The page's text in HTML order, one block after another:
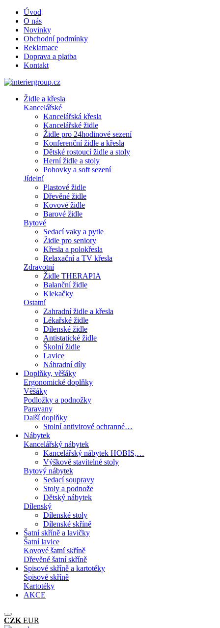
Úvod
O nás
Novinky
Obchodní podmínky
Reklamace
Doprava a platba
Kontakt
Židle a křesla
Kancelářské
Kancelářská křesla
Kancelářské židle
Židle pro 24hodinové sezení
Konferenční židle a křesla
Dětské rostoucí židle a stoly
Herní židle a stoly
Pohovky a soft sezení
Jídelní
Plastové židle
Dřevěné židle
Kovové židle
Barové židle
Bytové
Sedací vaky a pytle
Židle pro seniory
Křesla a polokřesla
Relaxační a TV křesla
Zdravotní
Židle THERAPIA
Balanční židle
Klekačky
Ostatní
Zahradní židle a křesla
Lékařské židle
Dílenské židle
Antistatické židle
Školní židle
Lavice
Náhradní díly
Doplňky, věšáky
Ergonomické doplňky
Věšáky
Podložky a podnožky
Paravany
Další doplňky
Stolní antivirové ochranné…
Nábytek
Kancelářský nábytek
Kancelářský nábytek HOBIS,…
Výškově stavitelné stoly
Bytový nábytek
Sedací soupravy
Stoly a podnože
Dětský nábytek
Dílenský
Dílenské stoly
Dílenské skříně
Šatní skříně a lavičky
Šatní lavice
Kovové šatní skříně
Dřevěné šatní skříně
Spisové skříně a kartotéky
Spisové skříně
Kartotéky
AKCE
CZK EUR